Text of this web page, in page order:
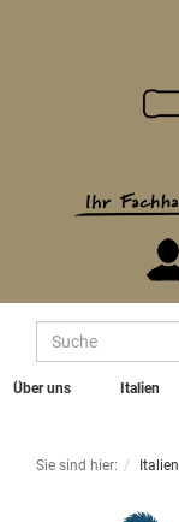
Über uns Italien
Sie sind hier: Italien